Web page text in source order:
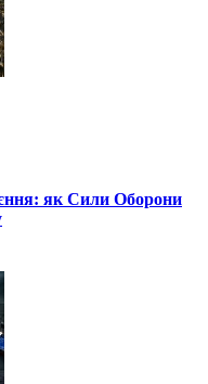
як Сили Оборони